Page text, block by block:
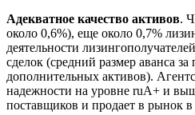
Адекватное качество активов.
около 0,6%), еще около 0,7%
деятельности
сделок (средний размер аванса
дополнительных активов).
надежности на уровне ruA+ и
поставщиков и продает в рынок в